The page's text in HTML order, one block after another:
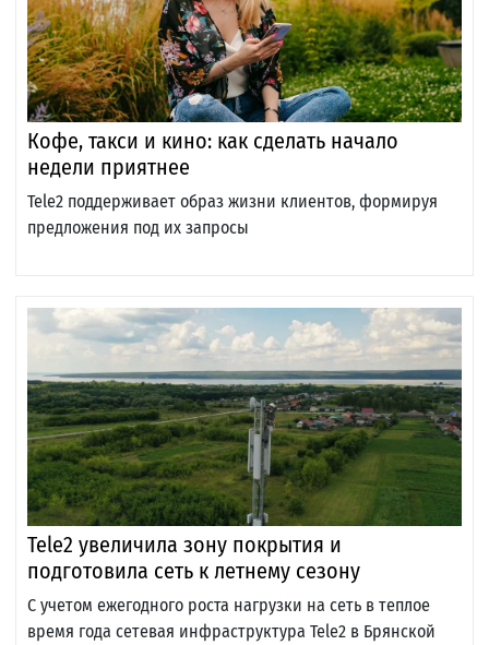
Кофе, такси и кино: как сделать начало
недели приятнее
Tele2 поддерживает образ жизни клиентов, формируя
предложения под их запросы
Tele2 увеличила зону покрытия и
подготовила сеть к летнему сезону
С учетом ежегодного роста нагрузки на сеть в теплое
время года сетевая инфраструктура Tele2 в Брянской